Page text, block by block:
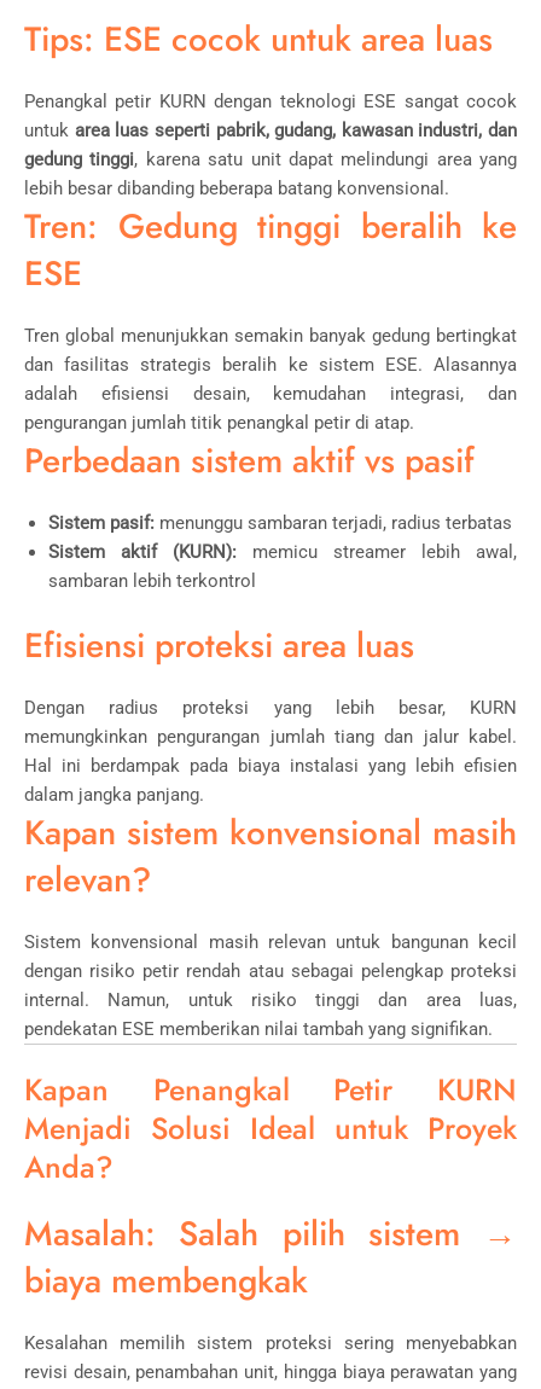
Tips: ESE cocok untuk area luas
Penangkal petir KURN dengan teknologi ESE sangat cocok
untuk area luas seperti pabrik, gudang, kawasan industri, dan
gedung tinggi, karena satu unit dapat melindungi area yang
lebih besar dibanding beberapa batang konvensional.
Tren: Gedung tinggi beralih ke
ESE
Tren global menunjukkan semakin banyak gedung bertingkat
dan fasilitas strategis beralih ke sistem ESE. Alasannya
adalah efisiensi desain, kemudahan integrasi, dan
pengurangan jumlah titik penangkal petir di atap.
Perbedaan sistem aktif vs pasif
Sistem pasif: menunggu sambaran terjadi, radius terbatas
Sistem aktif (KURN): memicu streamer lebih awal,
sambaran lebih terkontrol
Efisiensi proteksi area luas
Dengan radius proteksi yang lebih besar, KURN
memungkinkan pengurangan jumlah tiang dan jalur kabel.
Hal ini berdampak pada biaya instalasi yang lebih efisien
dalam jangka panjang.
Kapan sistem konvensional masih
relevan?
Sistem konvensional masih relevan untuk bangunan kecil
dengan risiko petir rendah atau sebagai pelengkap proteksi
internal. Namun, untuk risiko tinggi dan area luas,
pendekatan ESE memberikan nilai tambah yang signifikan.
Kapan Penangkal Petir KURN
Menjadi Solusi Ideal untuk Proyek
Anda?
Masalah: Salah pilih sistem →
biaya membengkak
Kesalahan memilih sistem proteksi sering menyebabkan
revisi desain, penambahan unit, hingga biaya perawatan yang